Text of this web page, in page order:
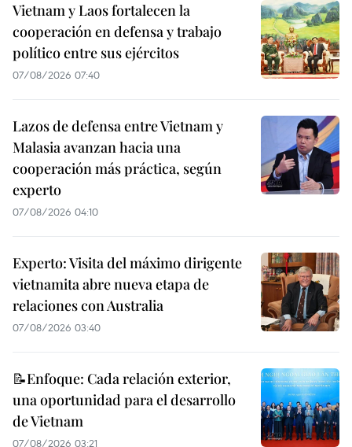
Vietnam y Laos fortalecen la
cooperación en defensa y trabajo
político entre sus ejércitos
07/08/2026 07:40
Lazos de defensa entre Vietnam y
Malasia avanzan hacia una
cooperación más práctica, según
experto
07/08/2026 04:10
Experto: Visita del máximo dirigente
vietnamita abre nueva etapa de
relaciones con Australia
07/08/2026 03:40
📝Enfoque: Cada relación exterior,
una oportunidad para el desarrollo
de Vietnam
07/08/2026 03:21